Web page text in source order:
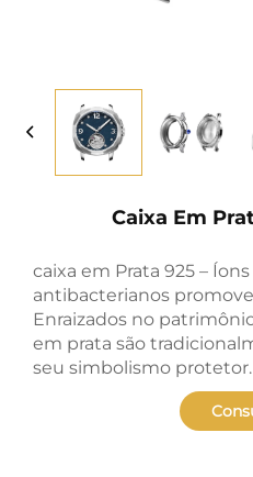
Caixa Em
caixa em Prata 925 –
antibacterianos
Enraizados no
em prata são
seu simbolismo protetor.